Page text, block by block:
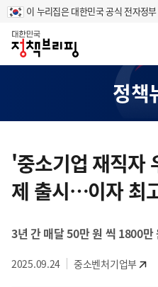
이 누리집은 대한민국 공식 전자정
홈
정책
텐
영
'중소기업 재직자
제 출시…이자 최
3년 간 매달 50만 원 씩 1800
2025.09.24 중소벤처기업부